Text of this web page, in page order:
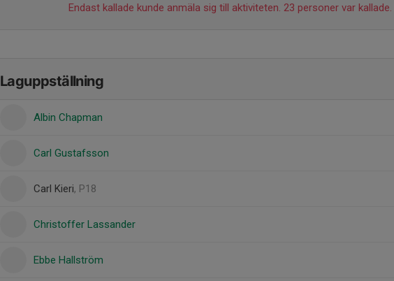
Endast kallade kunde anmäla sig till aktiviteten. 23 personer var kallade.
Laguppställning
Albin Chapman
Carl Gustafsson
Carl Kieri, P18
Christoffer Lassander
Ebbe Hallström